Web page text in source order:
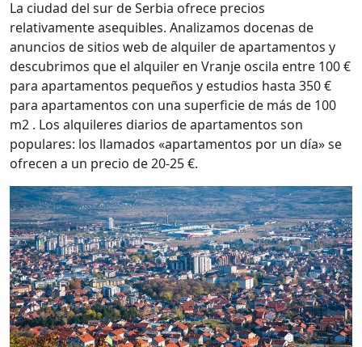
La ciudad del sur de Serbia ofrece precios
relativamente asequibles. Analizamos docenas de
anuncios de sitios web de alquiler de apartamentos y
descubrimos que el alquiler en Vranje oscila entre 100 €
para apartamentos pequeños y estudios hasta 350 €
para apartamentos con una superficie de más de 100
m2 . Los alquileres diarios de apartamentos son
populares: los llamados «apartamentos por un día» se
ofrecen a un precio de 20-25 €.